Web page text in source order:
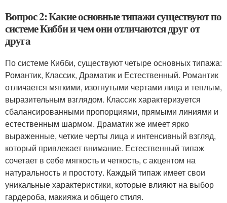
Вопрос 2: Какие основные типажи существуют по
системе Кибби и чем они отличаются друг от
друга
По системе Кибби, существуют четыре основных типажа:
Романтик, Классик, Драматик и Естественный. Романтик
отличается мягкими, изогнутыми чертами лица и теплым,
выразительным взглядом. Классик характеризуется
сбалансированными пропорциями, прямыми линиями и
естественным шармом. Драматик же имеет ярко
выраженные, четкие черты лица и интенсивный взгляд,
который привлекает внимание. Естественный типаж
сочетает в себе мягкость и четкость, с акцентом на
натуральность и простоту. Каждый типаж имеет свои
уникальные характеристики, которые влияют на выбор
гардероба, макияжа и общего стиля.